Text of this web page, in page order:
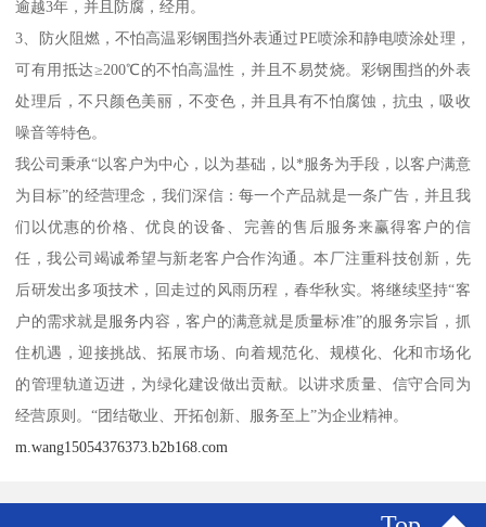
逾越3年，并且防腐，经用。
3、防火阻燃，不怕高温彩钢围挡外表通过PE喷涂和静电喷涂处理，
可有用抵达≥200℃的不怕高温性，并且不易焚烧。彩钢围挡的外表
处理后，不只颜色美丽，不变色，并且具有不怕腐蚀，抗虫，吸收
噪音等特色。
我公司秉承“以客户为中心，以为基础，以*服务为手段，以客户满意
为目标”的经营理念，我们深信：每一个产品就是一条广告，并且我
们以优惠的价格、优良的设备、完善的售后服务来赢得客户的信
任，我公司竭诚希望与新老客户合作沟通。本厂注重科技创新，先
后研发出多项技术，回走过的风雨历程，春华秋实。将继续坚持“客
户的需求就是服务内容，客户的满意就是质量标准”的服务宗旨，抓
住机遇，迎接挑战、拓展市场、向着规范化、规模化、化和市场化
的管理轨道迈进，为绿化建设做出贡献。以讲求质量、信守合同为
经营原则。“团结敬业、开拓创新、服务至上”为企业精神。
m.wang15054376373.b2b168.com